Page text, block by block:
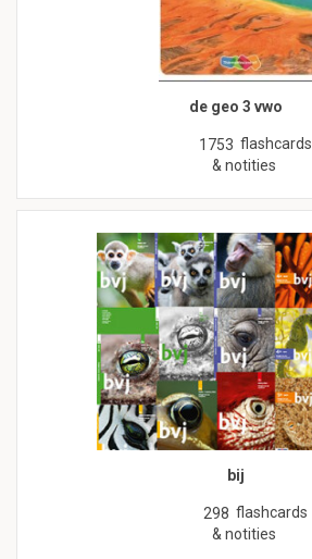
de geo 3 vwo
1753 flashcards
& notities
bij
298 flashcards
& notities